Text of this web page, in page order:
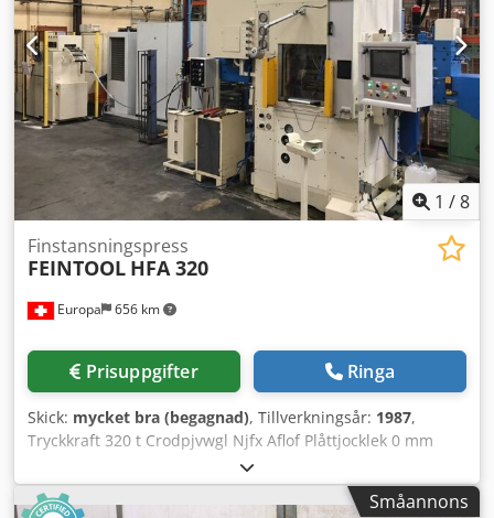
1 /8
Europa 656 km
Finstansningspress
FEINTOOL HFA 320
Prisuppgifter Ringa
Skick: mycket bra (begagnad), Tillverkningsår: 1987,
Tryckkraft 320 t Crodpjvwgl Njfx Aflof Plåttjocklek 0 mm
Slag per minut 80 slag/min Total presskraft 320 t Slaglängd
30 - 80 mm Bordets spänningsyta nedtill: 630 x 740 mm
Bordets spänningsyta upptill: 630 x 630 mm TotaltSmåannons